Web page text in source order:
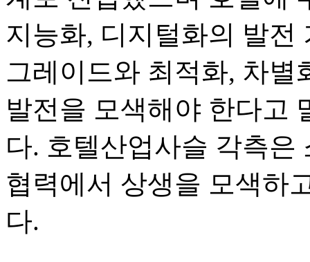
지능화, 디지털화의 발전
그레이드와 최적화, 차
발전을 모색해야 한다고
다. 호텔산업사슬 각측은
협력에서 상생을 모색하
다.